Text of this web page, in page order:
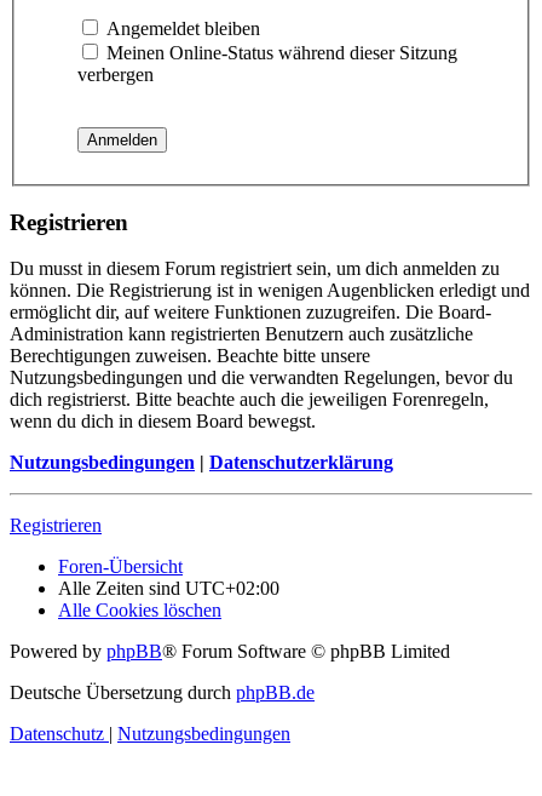
Angemeldet bleiben
Meinen Online-Status während dieser Sitzung
verbergen
Registrieren
Du musst in diesem Forum registriert sein, um dich anmelden zu
können. Die Registrierung ist in wenigen Augenblicken erledigt und
ermöglicht dir, auf weitere Funktionen zuzugreifen. Die Board-
Administration kann registrierten Benutzern auch zusätzliche
Berechtigungen zuweisen. Beachte bitte unsere
Nutzungsbedingungen und die verwandten Regelungen, bevor du
dich registrierst. Bitte beachte auch die jeweiligen Forenregeln,
wenn du dich in diesem Board bewegst.
Nutzungsbedingungen | Datenschutzerklärung
Registrieren
Foren-Übersicht
Alle Zeiten sind UTC+02:00
Alle Cookies löschen
Powered by phpBB® Forum Software © phpBB Limited
Deutsche Übersetzung durch phpBB.de
Datenschutz | Nutzungsbedingungen